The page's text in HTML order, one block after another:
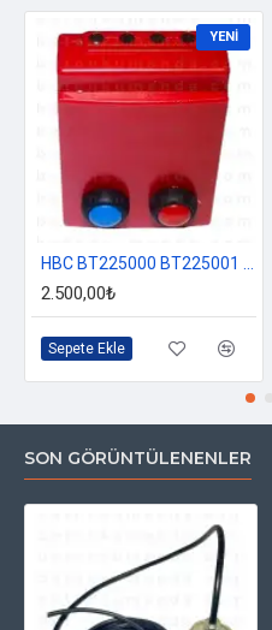
YENI
2.500,00₺
Sepete Ekle
SON GÖRÜNTÜLENENLER